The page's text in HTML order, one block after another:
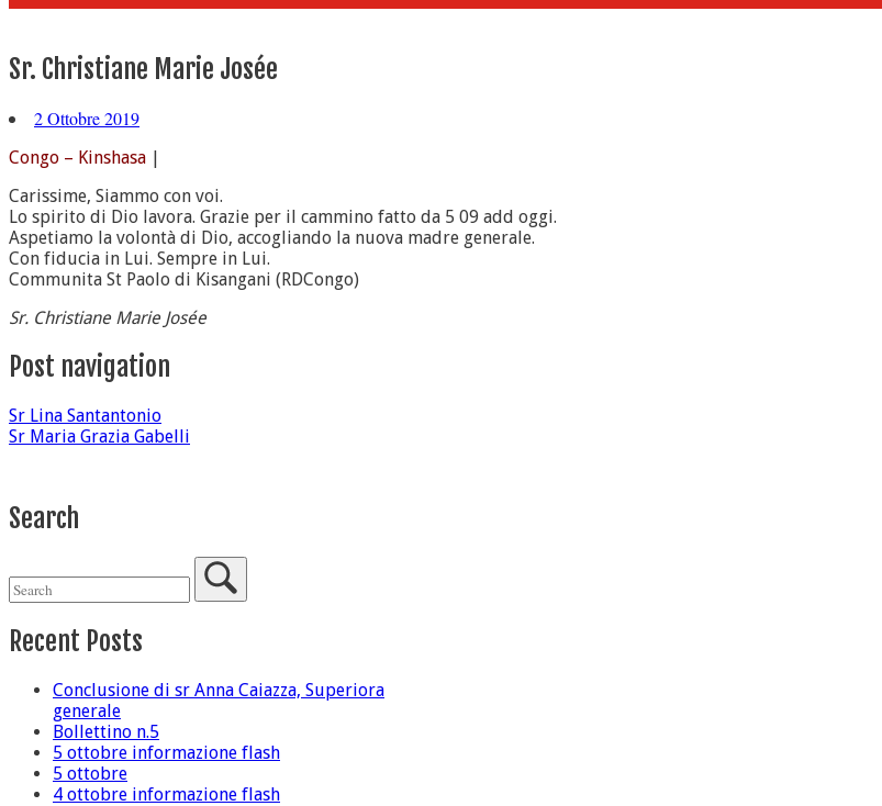
Sr. Christiane Marie Josée
2 Ottobre 2019
Congo – Kinshasa
Carissime, Siammo con voi.
Lo spirito di Dio lavora. Grazie per il cammino fatto da 5 09 add oggi.
Aspetiamo la volontà di Dio, accogliando la nuova madre generale.
Con fiducia in Lui. Sempre in Lui.
Communita St Paolo di Kisangani (RDCongo)
Sr. Christiane Marie Josée
Post navigation
Sr Lina Santantonio
Sr Maria Grazia Gabelli
Search
Recent Posts
Conclusione di sr Anna Caiazza, Superiora
generale
Bollettino n.5
5 ottobre informazione flash
5 ottobre
4 ottobre informazione flash